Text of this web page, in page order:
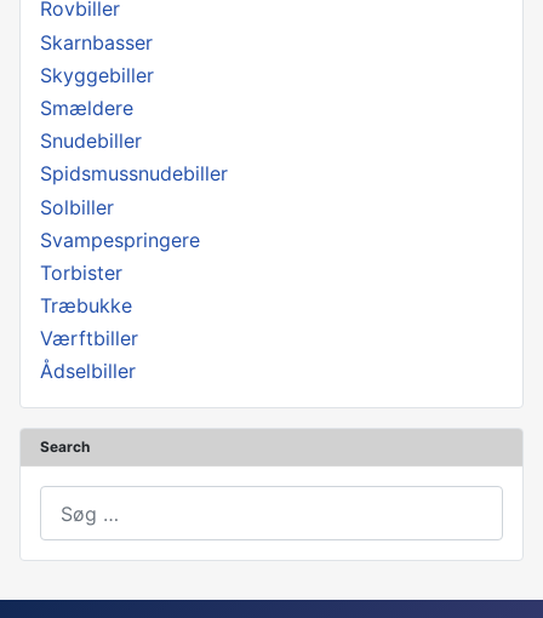
Rovbiller
Skarnbasser
Skyggebiller
Smældere
Snudebiller
Spidsmussnudebiller
Solbiller
Svampespringere
Torbister
Træbukke
Værftbiller
Ådselbiller
Search